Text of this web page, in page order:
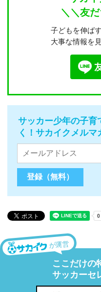
＼＼友
子どもを伸ば
大事な情報を
サッカー少年の子育
く！サカイクメルマ
が運営
ここだけの
サッカーセ